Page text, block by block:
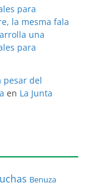
para
la mesma fala
una
para
pesar del
en La Junta
Benuza